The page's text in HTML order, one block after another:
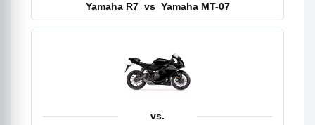
Yamaha R7 vs Yamaha MT-07
vs.